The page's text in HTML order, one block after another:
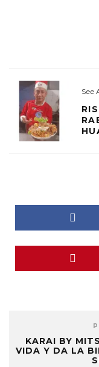
See
KARAI BY
VIDA Y DA LA